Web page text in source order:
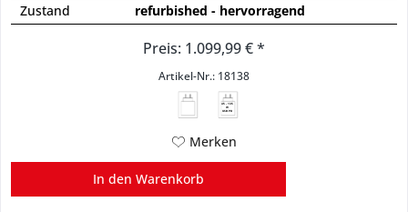
Zustand
refurbished - hervorragend
Preis: 1.099,99 € *
Artikel-Nr.: 18138
45 - 135
W
USB PD
Merken
In den Warenkorb